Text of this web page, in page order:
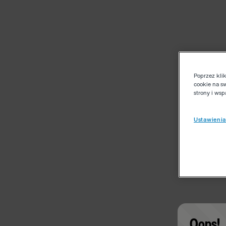
Poprzez
cookie na
strony i